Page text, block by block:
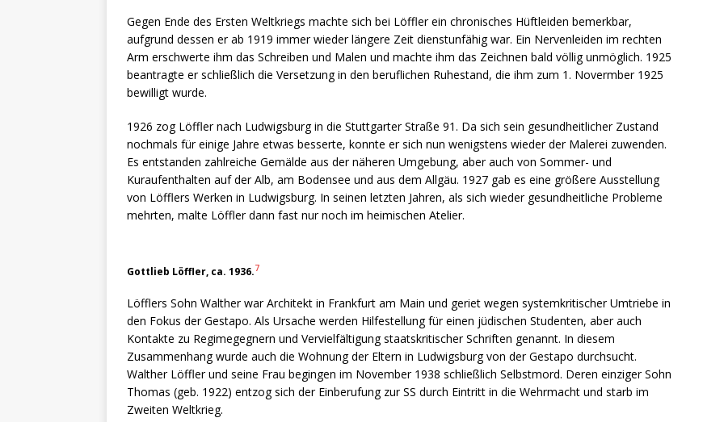
Gegen Ende des Ersten Weltkriegs machte sich bei Löffler ein chronisches Hüftleiden bemerkbar,
aufgrund dessen er ab 1919 immer wieder längere Zeit dienstunfähig war. Ein Nervenleiden im rechten
Arm erschwerte ihm das Schreiben und Malen und machte ihm das Zeichnen bald völlig unmöglich. 1925
beantragte er schließlich die Versetzung in den beruflichen Ruhestand, die ihm zum 1. Novermber 1925
bewilligt wurde.
1926 zog Löffler nach Ludwigsburg in die Stuttgarter Straße 91. Da sich sein gesundheitlicher Zustand
nochmals für einige Jahre etwas besserte, konnte er sich nun wenigstens wieder der Malerei zuwenden.
Es entstanden zahlreiche Gemälde aus der näheren Umgebung, aber auch von Sommer- und
Kuraufenthalten auf der Alb, am Bodensee und aus dem Allgäu. 1927 gab es eine größere Ausstellung
von Löfflers Werken in Ludwigsburg. In seinen letzten Jahren, als sich wieder gesundheitliche Probleme
mehrten, malte Löffler dann fast nur noch im heimischen Atelier.
Gottlieb Löffler, ca. 1936.7
Löfflers Sohn Walther war Architekt in Frankfurt am Main und geriet wegen systemkritischer Umtriebe in
den Fokus der Gestapo. Als Ursache werden Hilfestellung für einen jüdischen Studenten, aber auch
Kontakte zu Regimegegnern und Vervielfältigung staatskritischer Schriften genannt. In diesem
Zusammenhang wurde auch die Wohnung der Eltern in Ludwigsburg von der Gestapo durchsucht.
Walther Löffler und seine Frau begingen im November 1938 schließlich Selbstmord. Deren einziger Sohn
Thomas (geb. 1922) entzog sich der Einberufung zur SS durch Eintritt in die Wehrmacht und starb im
Zweiten Weltkrieg.